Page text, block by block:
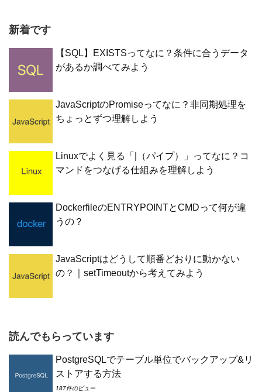
新着です
【SQL】EXISTSってなに？条件に合うデータ
があるか調べてみよう
JavaScriptのPromiseってなに？非同期処理を
ちょっとずつ理解しよう
Linuxでよく見る「|（パイプ）」ってなに？コ
マンドをつなげる仕組みを理解しよう
DockerfileのENTRYPOINTとCMDって何が違
うの？
JavaScriptはどうして順番どおりに動かない
の？｜setTimeoutから考えてみよう
読んでもらっています
PostgreSQLでテーブル単位でバックアップ&リ
ストアする方法
187件のビュー